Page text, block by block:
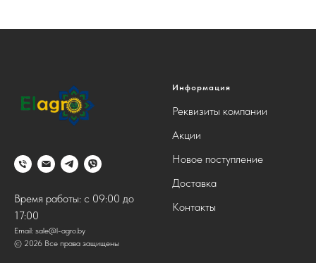
Время работы: с 09:00 до
17:00
Email: sale@l-agro.by
© 2026 Все права защищены
Информация
Реквизиты компании
Акции
Новое поступление
Доставка
Контакты